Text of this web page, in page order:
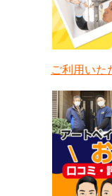
ご利用いた